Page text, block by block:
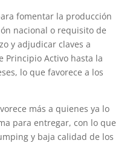
fomentar la producción
nacional o requisito de
y adjudicar claves a
Principio Activo hasta la
lo que favorece a los
más a quienes ya lo
para entregar, con lo que
y baja calidad de los